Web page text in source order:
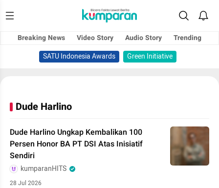
Breaking News Video Story Audio Story
Trending
SATU Indonesia Awards
Green Initiative
Dude Harlino
Dude Harlino Ungkap Kembalikan 100
Persen Honor BA PT DSI Atas Inisiatif
Sendiri
kumparanHITS
28 Jul 2026